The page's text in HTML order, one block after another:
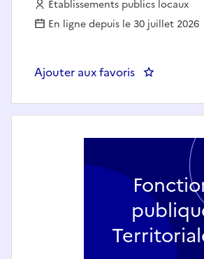
Employeur :
Etablissements publics locaux
En ligne depuis le 30 juillet 2026
Ajouter aux favoris :